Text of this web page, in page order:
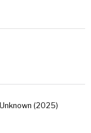
Unknown (2025)